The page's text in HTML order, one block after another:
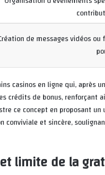
de messages vidéos
casinos en ligne qui, après
crédits de bonus, renforçant
ce concept en proposant
conviviale et sincère,
limite de la